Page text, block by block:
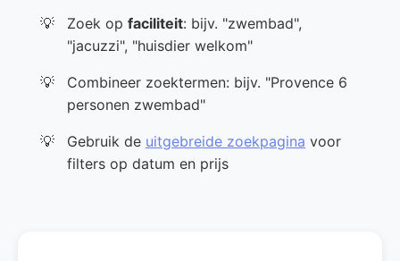
Zoek op faciliteit: bijv. "zwembad",
"jacuzzi", "huisdier welkom"
Combineer zoektermen: bijv. "Provence 6
personen zwembad"
Gebruik de uitgebreide zoekpagina voor
filters op datum en prijs